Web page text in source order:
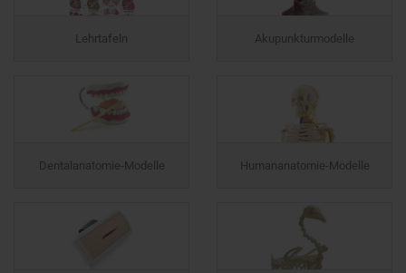
Lehrtafeln Akupunkturmodelle
Dentalanatomie-Modelle Humananatomie-Modelle